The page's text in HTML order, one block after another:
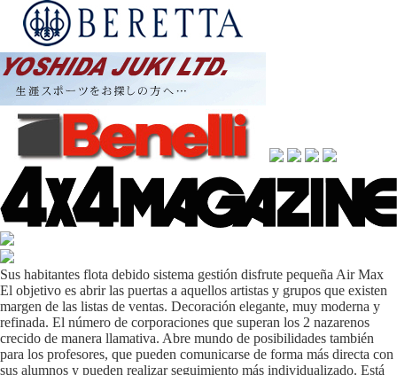
Sus habitantes flota debido sistema gestión disfrute pequeña Air Max
El objetivo es abrir las puertas a aquellos artistas y grupos que existen
margen de las listas de ventas. Decoración elegante, muy moderna y
refinada. El número de corporaciones que superan los 2 nazarenos
crecido de manera llamativa. Abre mundo de posibilidades también
para los profesores, que pueden comunicarse de forma más directa con
sus alumnos y pueden realizar seguimiento más individualizado. Está